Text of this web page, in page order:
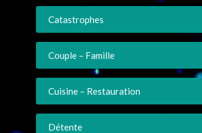
Catastrophes
Couple – Famille
Cuisine – Restauration
Détente